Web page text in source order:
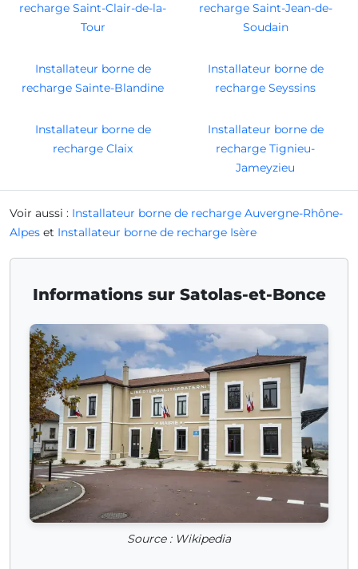
recharge Saint-Clair-de-la-
Tour
recharge Saint-Jean-de-
Soudain
Installateur borne de
recharge Sainte-Blandine
Installateur borne de
recharge Seyssins
Installateur borne de
recharge Claix
Installateur borne de
recharge Tignieu-
Jameyzieu
Voir aussi : Installateur borne de recharge Auvergne-Rhône-
Alpes et Installateur borne de recharge Isère
Informations sur Satolas-et-Bonce
Source : Wikipedia